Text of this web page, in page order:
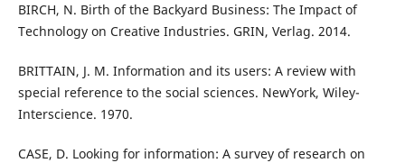
BIRCH, N. Birth of the Backyard Business: The Impact of
Technology on Creative Industries. GRIN, Verlag. 2014.
BRITTAIN, J. M. Information and its users: A review with
special reference to the social sciences. NewYork, Wiley-
Interscience. 1970.
CASE, D. Looking for information: A survey of research on